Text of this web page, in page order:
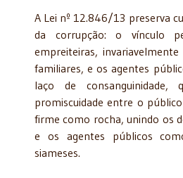
A Lei nº 12.846/13 preserva
da corrupção: o vínculo
empreiteiras,
familiares, e os agentes
laço de
promiscuidade entre o
firme como rocha, unindo os
e os agentes públicos
siameses.